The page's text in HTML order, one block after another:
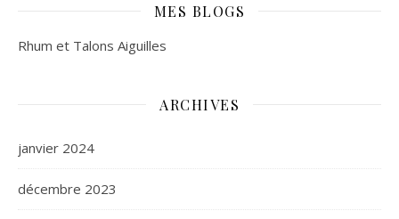
MES BLOGS
Rhum et Talons Aiguilles
ARCHIVES
janvier 2024
décembre 2023